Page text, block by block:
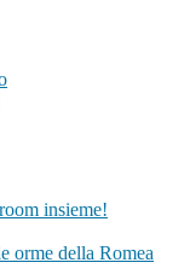
insieme!
orme della Romea